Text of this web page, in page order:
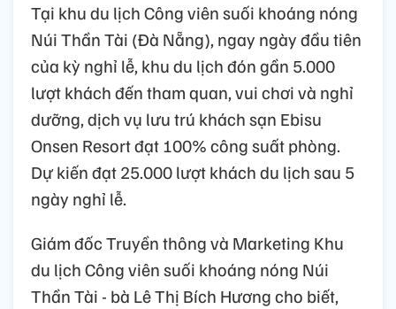
Tại khu du lịch Công viên suối khoáng nóng
Núi Thần Tài (Đà Nẵng), ngay ngày đầu tiên
của kỳ nghỉ lễ, khu du lịch đón gần 5.000
lượt khách đến tham quan, vui chơi và nghỉ
dưỡng, dịch vụ lưu trú khách sạn Ebisu
Onsen Resort đạt 100% công suất phòng.
Dự kiến đạt 25.000 lượt khách du lịch sau 5
ngày nghỉ lễ.
Giám đốc Truyền thông và Marketing Khu
du lịch Công viên suối khoáng nóng Núi
Thần Tài - bà Lê Thị Bích Hương cho biết,